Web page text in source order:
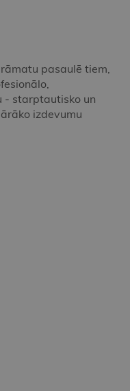
pasaulē tiem,
- starptautisko un
izdevumu